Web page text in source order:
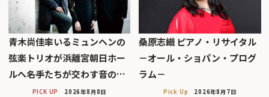
青木尚佳率いるミュンヘンの
弦楽トリオが浜離宮朝日ホー
ルへ――名手たちが交わす音の…
PICK UP 2026年8月8日
桑原志織 ピアノ・リサイタル
－オール・ショパン・プログ
ラム－
Pick Up 2026年8月7日